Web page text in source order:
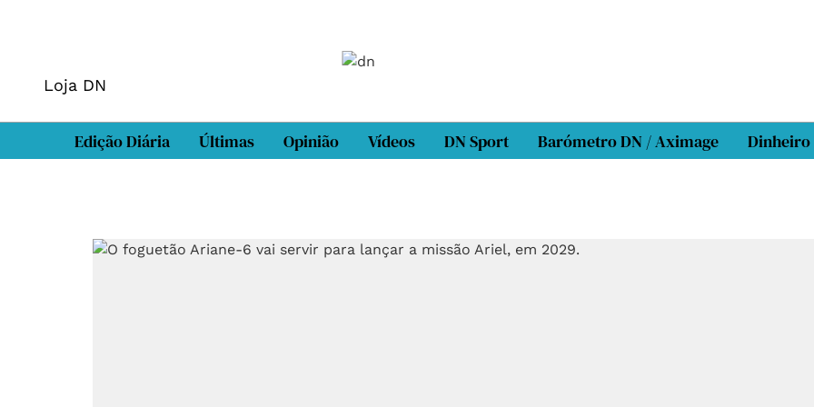
Loja DN
Edição Diária Últimas Opinião Vídeos DN Sport Barómetro DN / Aximage Dinheiro